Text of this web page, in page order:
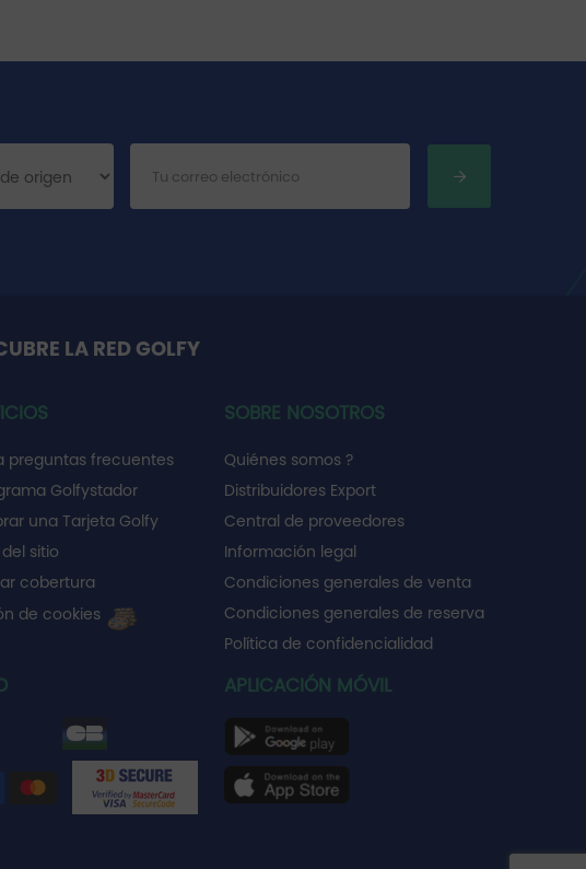
LA RED GOLFY
preguntas frecuentes
Golfystador
una Tarjeta Golfy
sitio
cobertura
de cookies
SOBRE NOSOTROS
Quiénes somos ?
Distribuidores Export
Central de proveedores
Información legal
Condiciones generales de venta
Condiciones generales de reserva
Política de confidencialidad
APLICACIÓN MÓVIL